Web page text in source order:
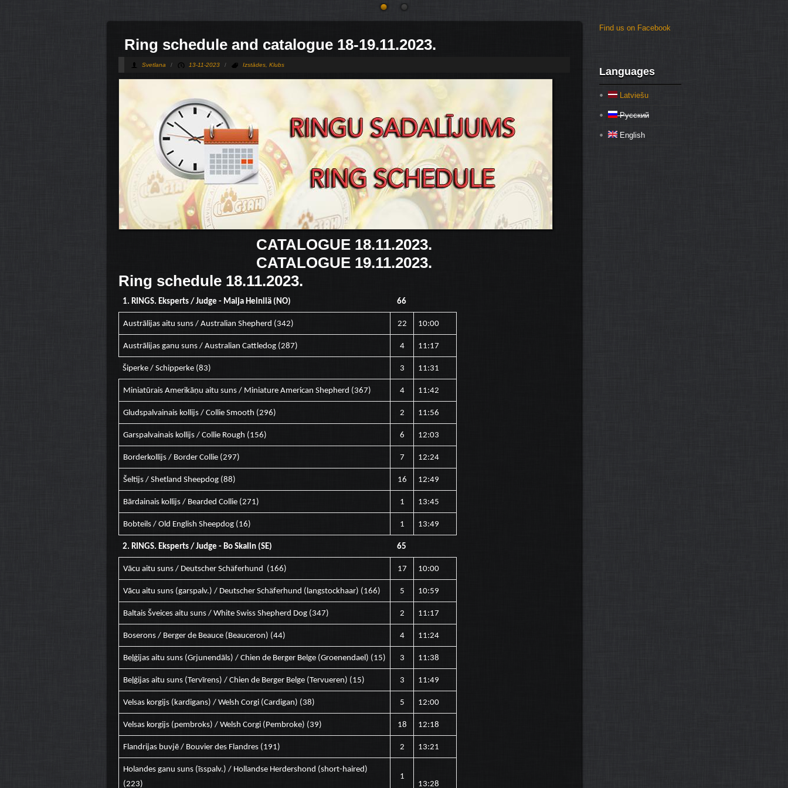
Ring schedule and catalogue 18-19.11.2023.
Svetlana / 13-11-2023 / Izstādes Klubs
CATALOGUE 18.11.2023.
CATALOGUE 19.11.2023.
Ring schedule 18.11.2023.
1. RINGS. Eksperts / Judge - Maija Heinilä (NO) 66
Austrālijas aitu suns / Australian Shepherd (342) 22 10:00
Austrālijas ganu suns / Australian Cattledog (287) 4 11:17
Šiperke / Schipperke (83) 3 11:31
Miniatūrais Amerikāņu aitu suns / Miniature American Shepherd (367) 4 11:42
Gludspalvainais kollijs / Collie Smooth (296) 2 11:56
Garspalvainais kollijs / Collie Rough (156) 6 12:03
Borderkollijs / Border Collie (297) 7 12:24
Šeltijs / Shetland Sheepdog (88) 16 12:49
Bārdainais kollijs / Bearded Collie (271) 1 13:45
Bobteils / Old English Sheepdog (16) 1 13:49
2. RINGS. Eksperts / Judge - Bo Skalin (SE) 65
Vācu aitu suns / Deutscher Schäferhund (166) 17 10:00
Vācu aitu suns (garspalv.) / Deutscher Schäferhund (langstockhaar) (166) 5 10:59
Baltais Šveices aitu suns / White Swiss Shepherd Dog (347) 2 11:17
Boserons / Berger de Beauce (Beauceron) (44) 4 11:24
Beļģijas aitu suns (Grjunendāls) / Chien de Berger Belge (Groenendael) (15) 3 11:38
Beļģijas aitu suns (Tervīrens) / Chien de Berger Belge (Tervueren) (15) 3 11:49
Velsas korgijs (kardigans) / Welsh Corgi (Cardigan) (38) 5 12:00
Velsas korgijs (pembroks) / Welsh Corgi (Pembroke) (39) 18 12:18
Flandrijas buvjē / Bouvier des Flandres (191) 2 13:21
Holandes ganu suns (īsspalv.) / Hollandse Herdershond (short-haired)
(223)
1
13:28
Find us on Facebook
Languages
Latviešu
Русский
English